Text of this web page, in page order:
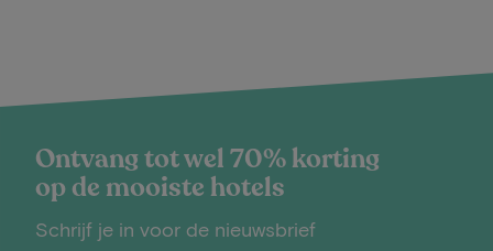
Ontvang tot wel 70% korting
op de mooiste hotels
Schrijf je in voor de nieuwsbrief